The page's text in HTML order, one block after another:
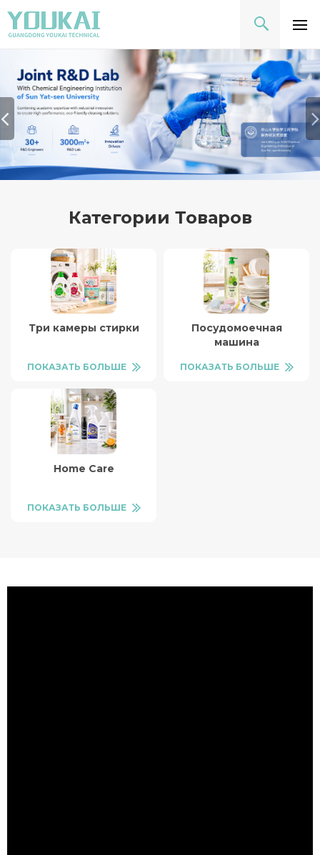
Категории Товаров
Три камеры стирки
ПОКАЗАТЬ БОЛЬШЕ
Посудомоечная
машина
ПОКАЗАТЬ БОЛЬШЕ
Home Care
ПОКАЗАТЬ БОЛЬШЕ